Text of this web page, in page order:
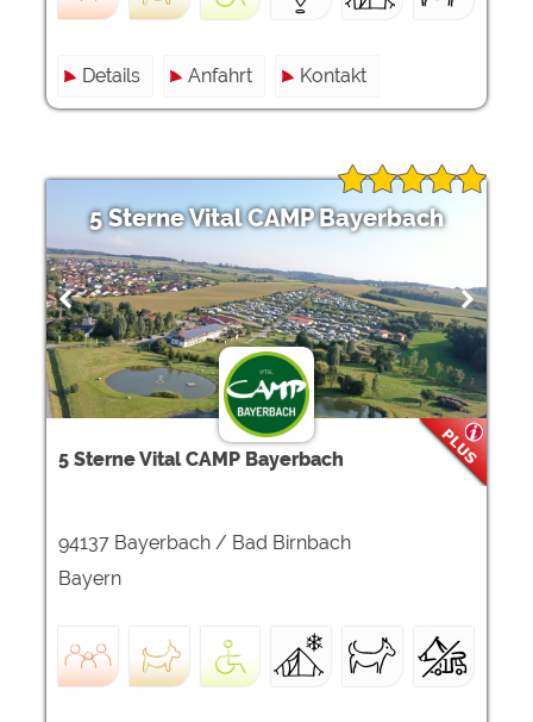
Details Anfahrt Kontakt
5 Sterne Vital CAMP Bayerbach
5 Sterne Vital CAMP Bayerbach
94137 Bayerbach / Bad Birnbach
Bayern